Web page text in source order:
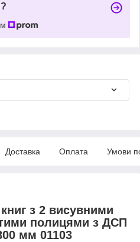
Доставка Оплата Умови
з 2 висувними
полицями з ДСП
мм 01103